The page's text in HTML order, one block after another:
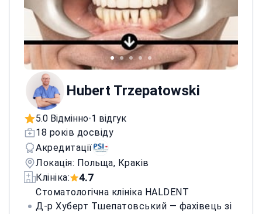
Hubert Trzepatowski
5.0 Відмінно•1 відгук
18 років досвіду
Акредитації
Локація: Польща, Краків
Клініка:
4.7
Стоматологічна клініка HALDENT
Д-р Хуберт Тшепатовський — фахівець зі